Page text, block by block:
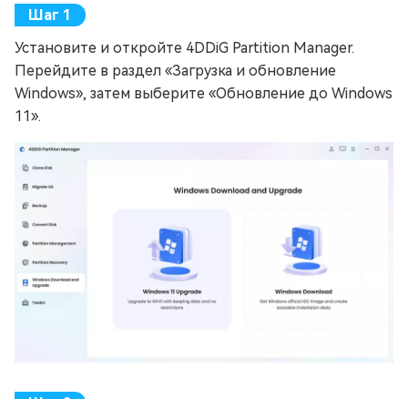
Установите и откройте 4DDiG Partition Manager.
Перейдите в раздел «Загрузка и обновление
Windows», затем выберите «Обновление до Windows
11».